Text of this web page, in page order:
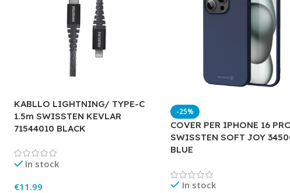
KABLLO LIGHTNING/ TYPE-C
1.5m SWISSTEN KEVLAR
71544010 BLACK
In stock
€11.99
-25%
COVER PER IPHONE 16
SWISSTEN SOFT JOY
BLUE
In stock